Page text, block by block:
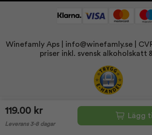
119.00 kr
Leverans 3-8 dagar
Lägg
Winefamly Aps | info@winefamly.se|
priser inkl. svensk alkoholskatt